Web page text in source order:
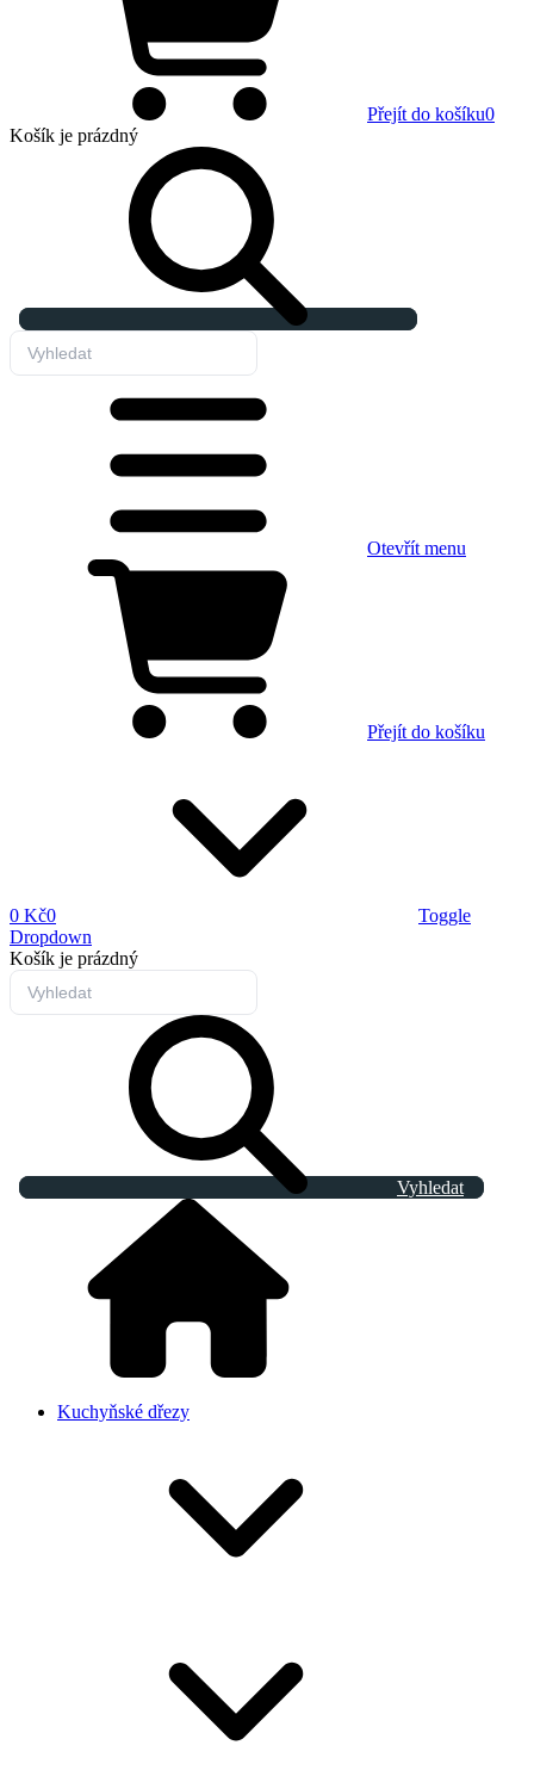
Přejít do košíku0
Košík je prázdný
Otevřít menu
Přejít do košíku
0 Kč0
Toggle
Dropdown
Košík je prázdný
Vyhledat
Kuchyňské dřezy